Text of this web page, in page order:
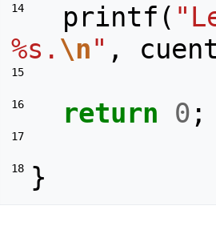
14 printf (
%s. \n" ,
15
16 return 0 ;
17
18 }